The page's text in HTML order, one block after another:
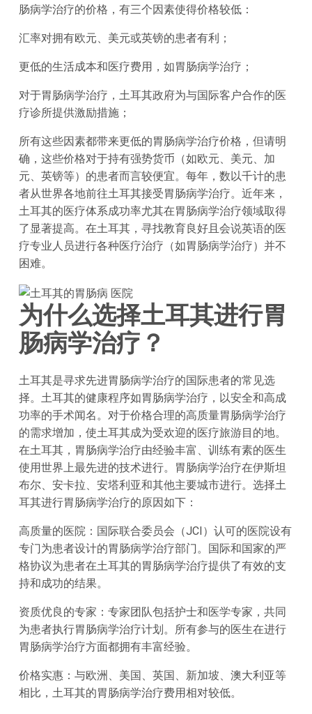
肠病学治疗的价格，有三个因素使得价格较低：
汇率对拥有欧元、美元或英镑的患者有利；
更低的生活成本和医疗费用，如胃肠病学治疗；
对于胃肠病学治疗，土耳其政府为与国际客户合作的医
疗诊所提供激励措施；
所有这些因素都带来更低的胃肠病学治疗价格，但请明
确，这些价格对于持有强势货币（如欧元、美元、加
元、英镑等）的患者而言较便宜。每年，数以千计的患
者从世界各地前往土耳其接受胃肠病学治疗。近年来，
土耳其的医疗体系成功率尤其在胃肠病学治疗领域取得
了显著提高。在土耳其，寻找教育良好且会说英语的医
疗专业人员进行各种医疗治疗（如胃肠病学治疗）并不
困难。
为什么选择土耳其进行胃
肠病学治疗？
土耳其是寻求先进胃肠病学治疗的国际患者的常见选
择。土耳其的健康程序如胃肠病学治疗，以安全和高成
功率的手术闻名。对于价格合理的高质量胃肠病学治疗
的需求增加，使土耳其成为受欢迎的医疗旅游目的地。
在土耳其，胃肠病学治疗由经验丰富、训练有素的医生
使用世界上最先进的技术进行。胃肠病学治疗在伊斯坦
布尔、安卡拉、安塔利亚和其他主要城市进行。选择土
耳其进行胃肠病学治疗的原因如下：
高质量的医院：国际联合委员会（JCI）认可的医院设有
专门为患者设计的胃肠病学治疗部门。国际和国家的严
格协议为患者在土耳其的胃肠病学治疗提供了有效的支
持和成功的结果。
资质优良的专家：专家团队包括护士和医学专家，共同
为患者执行胃肠病学治疗计划。所有参与的医生在进行
胃肠病学治疗方面都拥有丰富经验。
价格实惠：与欧洲、美国、英国、新加坡、澳大利亚等
相比，土耳其的胃肠病学治疗费用相对较低。